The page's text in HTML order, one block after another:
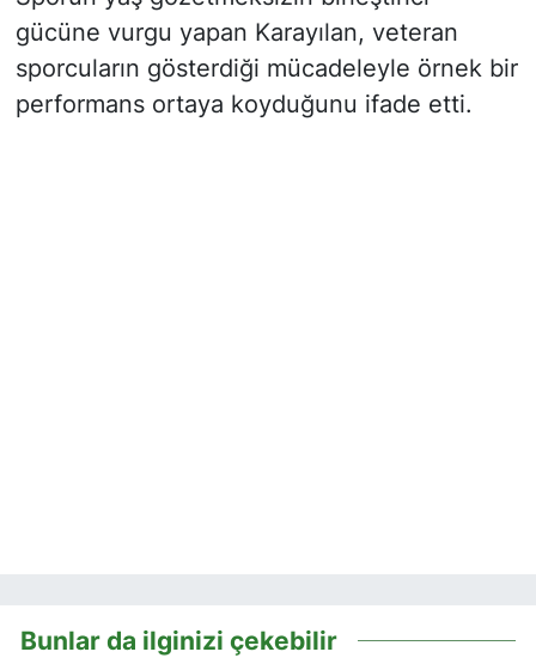
gücüne vurgu yapan Karayılan, veteran
sporcuların gösterdiği mücadeleyle örnek bir
performans ortaya koyduğunu ifade etti.
Bunlar da ilginizi çekebilir